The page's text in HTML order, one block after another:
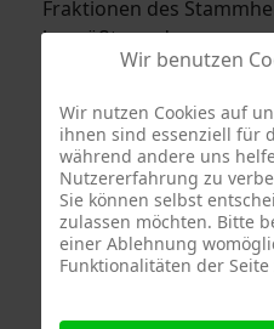
Fraktionen des
begrüßt werden.
die im Jahr 2025
gute Zusammenwirken
Einsatzstellenvon
Freiwilliger Feuerwehr.
Wolf über die in den
anstehenden
Drehleitern und der
Wir benutzen
Wir nutzen Cookies auf
ihnen sind essenziell für
während andere uns
Nutzererfahrung zu
Sie können selbst
zulassen möchten. Bitte
einer Ablehnung
Funktionalitäten der